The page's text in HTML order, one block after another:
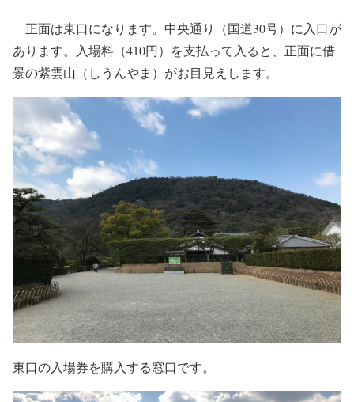
正面は東口になります。中央通り（国道30号）に入口が
あります。入場料（410円）を支払って入ると、正面に借
景の紫雲山（しうんやま）がお目見えします。
東口の入場券を購入する窓口です。